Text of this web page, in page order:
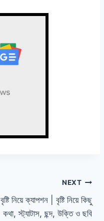
NEXT
বৃষ্টি নিয়ে ক্যাপশন | বৃষ্টি নিয়ে কিছু
কথা, স্ট্যাটাস, ছন্দ, উক্তি ও ছবি